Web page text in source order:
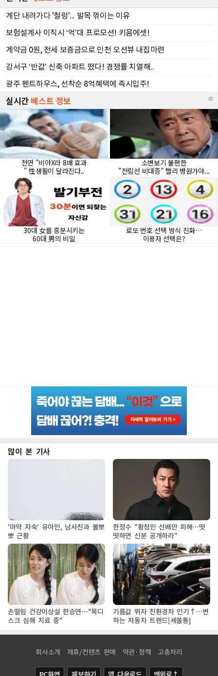
많이 본 기사
'마약 자숙' 유아인, 남사친과 볼뽀
뽀 근황
한정수 "황정민 선배만 피해…떳
떳하면 신분 공개하라"
손떨림 건강이상설 한승연…"목디
스크 심해 치료 중"
기름값 뛰자 친환경차 인기↑…변
하는 자동차 트렌드[세쓸통]
회사소개 제휴/컨텐츠 판매 약관·정책 고충처리
PC화면 제보하기 앱 다운로드 맨위로↑